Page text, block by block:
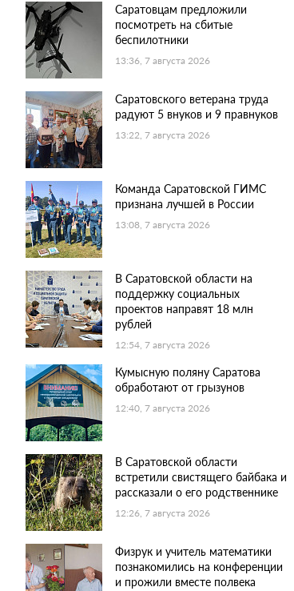
Саратовцам предложили
посмотреть на сбитые
беспилотники
13:36, 7 августа 2026
Саратовского ветерана труда
радуют 5 внуков и 9 правнуков
13:22, 7 августа 2026
Команда Саратовской ГИМС
признана лучшей в России
13:08, 7 августа 2026
В Саратовской области на
поддержку социальных
проектов направят 18 млн
рублей
12:54, 7 августа 2026
Кумысную поляну Саратова
обработают от грызунов
12:40, 7 августа 2026
В Саратовской области
встретили свистящего байбака и
рассказали о его родственнике
12:26, 7 августа 2026
Физрук и учитель математики
познакомились на конференции
и прожили вместе полвека